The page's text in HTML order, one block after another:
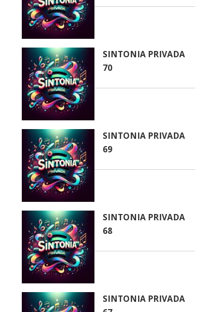
SINTONIA PRIVADA
70
SINTONIA PRIVADA
69
SINTONIA PRIVADA
68
SINTONIA PRIVADA